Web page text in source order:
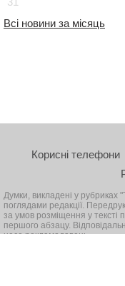
Всі новини за місяць
Корисні телефони
Думки, викладені у рубриках
поглядами редакції.
за умов розміщення у тексті
першого абзацу.
несе рекламодавець